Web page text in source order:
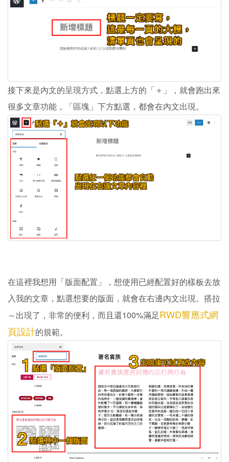
接下來是內文的呈現方式，點選上方的「＋」，就會跑出來
很多文章功能，「區塊」下方點選，都會在內文出現。
在這裡我想用「版面配置」，想使用已經配置好的樣板去放
入我的文章，點選想要的版面，就會在右邊內文出現。搭拉
～出現了，非常的便利，而且還100%滿足RWD響應式網
頁設計的規範。